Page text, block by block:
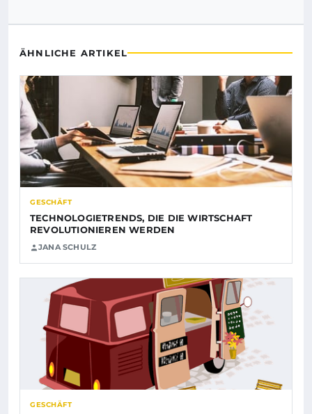
ÄHNLICHE ARTIKEL
GESCHÄFT
TECHNOLOGIETRENDS, DIE DIE WIRTSCHAFT
REVOLUTIONIEREN WERDEN
JANA SCHULZ
GESCHÄFT